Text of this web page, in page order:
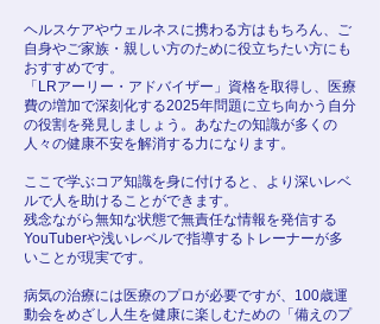
ヘルスケアやウェルネスに携わる方はもちろん、ご
自身やご家族・親しい方のために役立ちたい方にも
おすすめです。
「LRアーリー・アドバイザー」資格を取得し、医療
費の増加で深刻化する2025年問題に立ち向かう自分
の役割を発見しましょう。あなたの知識が多くの
人々の健康不安を解消する力になります。
ここで学ぶコア知識を身に付けると、より深いレベ
ルで人を助けることができます。
残念ながら無知な状態で無責任な情報を発信する
YouTuberや浅いレベルで指導するトレーナーが多
いことが現実です。
病気の治療には医療のプロが必要ですが、100歳運
動会をめざし人生を健康に楽しむための「備えのプ